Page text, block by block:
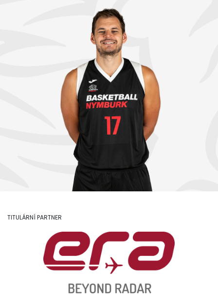
TITULÁRNÍ PARTNER